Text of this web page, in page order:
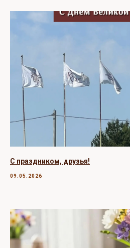
С праздником, друзья!
09.05.2026